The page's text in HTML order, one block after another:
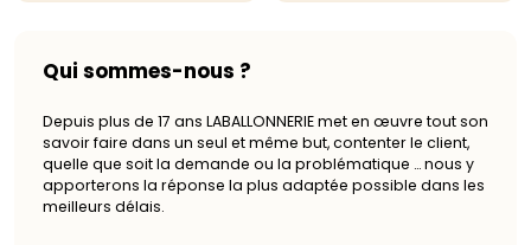
Qui sommes-nous ?
Depuis plus de 17 ans LABALLONNERIE met en œuvre tout son
savoir faire dans un seul et même but, contenter le client,
quelle que soit la demande ou la problématique … nous y
apporterons la réponse la plus adaptée possible dans les
meilleurs délais.